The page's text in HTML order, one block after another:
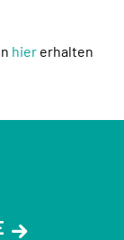
hier erhalten